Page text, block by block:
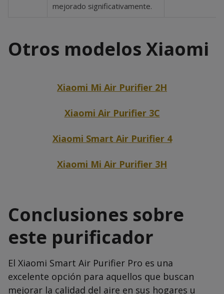
mejorado significativamente.
Otros modelos Xiaomi
Xiaomi Mi Air Purifier 2H
Xiaomi Air Purifier 3C
Xiaomi Smart Air Purifier 4
Xiaomi Mi Air Purifier 3H
Conclusiones sobre
este purificador
El Xiaomi Smart Air Purifier Pro es una
excelente opción para aquellos que buscan
mejorar la calidad del aire en sus hogares u